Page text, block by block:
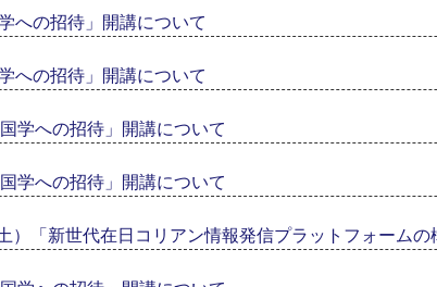
への招待」開講について
への招待」開講について
学への招待」開講について
学への招待」開講について
）「新世代在日コリアン情報発信プラットフォーム